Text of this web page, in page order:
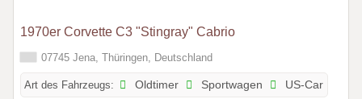
1970er Corvette C3 "Stingray" Cabrio
07745 Jena, Thüringen, Deutschland
Art des Fahrzeugs: Oldtimer Sportwagen US-Car